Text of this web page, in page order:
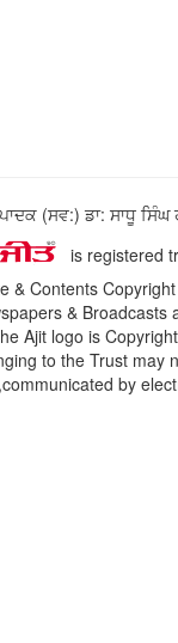
(ਸਵ:) ਡਾ: ਸਾਧੂ
is registered
& Contents
&
Ajit logo is
to the Trust
by